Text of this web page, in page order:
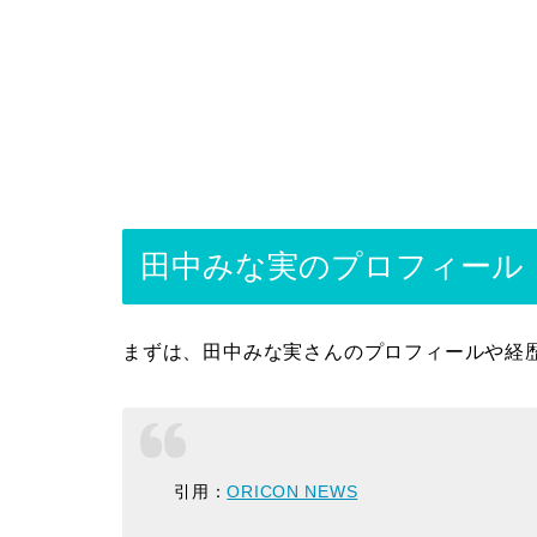
田中みな実のプロフィール
まずは、田中みな実さんのプロフィールや経
引用：ORICON NEWS